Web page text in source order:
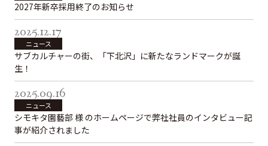
お知らせ
インフォメーション
採用情報
お問い合わせ
2027年新卒採用終了のお知らせ
2025.12.17
ニュース
サブカルチャーの街、「下北沢」に新たなランドマークが誕
生！
2025.09.16
ニュース
シモキタ園藝部 様 のホームページで弊社社員のインタビュー記
事が紹介されました